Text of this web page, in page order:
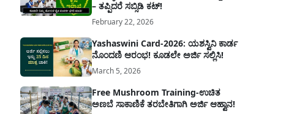
– ತಪ್ಪಿದರೆ ಸಬ್ಸಿಡಿ ಕಟ್!
February 22, 2026
Yashaswini Card-2026: ಯಶಸ್ವಿನಿ ಕಾರ್ಡ
ನೊಂದಣಿ ಆರಂಭ! ಕೂಡಲೇ ಅರ್ಜಿ ಸಲ್ಲಿಸಿ!
March 5, 2026
Free Mushroom Training-ಉಚಿತ
ಅಣಬೆ ಸಾಕಾಣಿಕೆ ತರಬೇತಿಗಾಗಿ ಅರ್ಜಿ ಆಹ್ವಾನ!